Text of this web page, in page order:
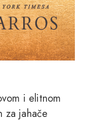
i elitnom
za jahače